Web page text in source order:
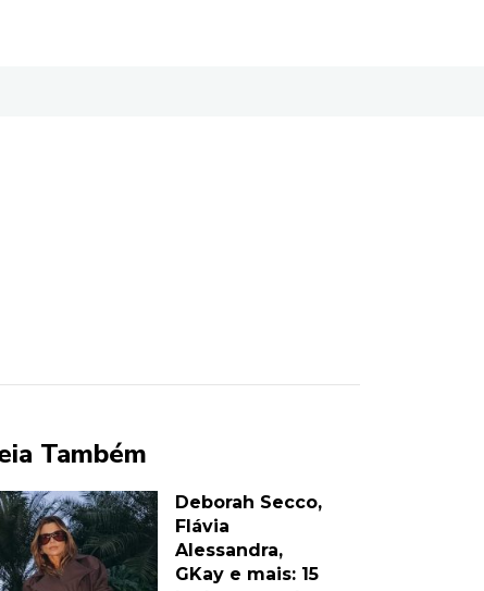
Também
Deborah Secco,
Flávia
Alessandra,
GKay e mais: 15